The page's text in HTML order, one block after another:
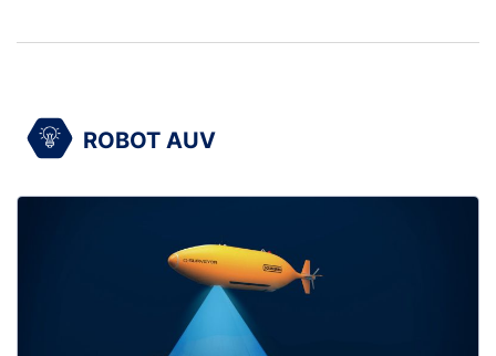
ROBOT AUV